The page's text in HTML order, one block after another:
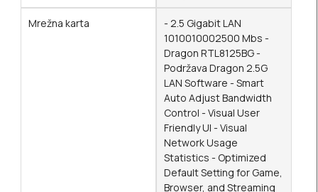
Mrežna karta
- 2.5 Gigabit LAN
1010010002500 Mbs -
Dragon RTL8125BG -
Podržava Dragon 2.5G
LAN Software - Smart
Auto Adjust Bandwidth
Control - Visual User
Friendly UI - Visual
Network Usage
Statistics - Optimized
Default Setting for Game,
Browser, and Streaming